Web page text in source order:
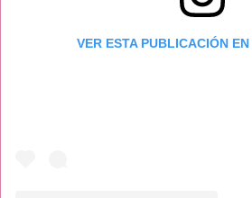
VER ESTA PUBLICACIÓN